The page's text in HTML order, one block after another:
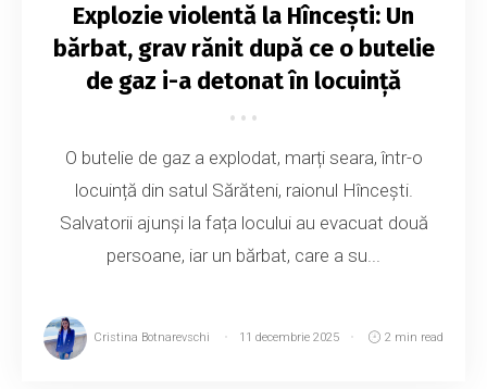
Explozie violentă la Hîncești: Un
bărbat, grav rănit după ce o butelie
de gaz i-a detonat în locuință
O butelie de gaz a explodat, marți seara, într-o
locuință din satul Sărăteni, raionul Hîncești.
Salvatorii ajunși la fața locului au evacuat două
persoane, iar un bărbat, care a su...
Cristina Botnarevschi 11 decembrie 2025 2 min read